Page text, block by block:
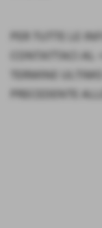
PER TUTTE LE
CONTATTACI AL
TERMINE
PRECEDENTE